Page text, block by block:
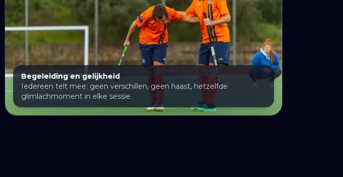
Begeleiding en gelijkheid
Iedereen telt mee: geen verschillen, geen haast, hetzelfde
glimlachmoment in elke sessie.